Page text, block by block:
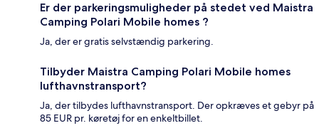
Er der parkeringsmuligheder på stedet ved Maistra
Camping Polari Mobile homes ?
Ja, der er gratis selvstændig parkering.
Tilbyder Maistra Camping Polari Mobile homes
lufthavnstransport?
Ja, der tilbydes lufthavnstransport. Der opkræves et gebyr på
85 EUR pr. køretøj for en enkeltbillet.